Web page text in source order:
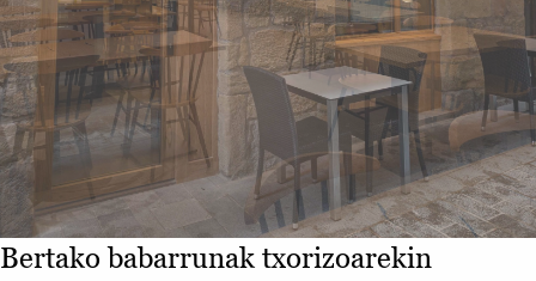
Bertako babarrunak txorizoarekin